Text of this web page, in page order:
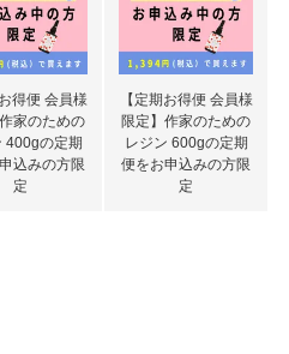
得便 会員様
家のための
400gの定期
込みの方限
定
【定期お得便 会員様
限定】作家のための
レジン 600gの定期
便をお申込みの方限
定